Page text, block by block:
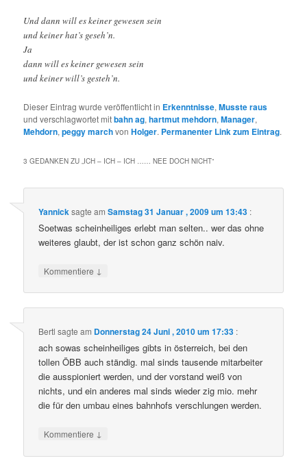
Und dann will es keiner gewesen sein
und keiner hat’s geseh’n.
Ja
dann will es keiner gewesen sein
und keiner will’s gesteh’n.
Dieser Eintrag wurde veröffentlicht in Erkenntnisse,Musste raus
und verschlagwortet mitbahn ag,hartmut mehdorn,Manager,
Mehdorn,peggy marchvonHolger. Permanenter Link zum Eintrag.
3 GEDANKEN ZU „ ICH – ICH – ICH …… NEE DOCH NICHT“
Yannicksagte amSamstag 31 Januar , 2009 um 13:43 :
Soetwas scheinheiliges erlebt man selten.. wer das ohne
weiteres glaubt, der ist schon ganz schön naiv.
Kommentiere ↓
Bertl sagte am Donnerstag 24 Juni , 2010 um 17:33 :
ach sowas scheinheiliges gibts in österreich, bei den
tollen ÖBB auch ständig. mal sinds tausende mitarbeiter
die ausspioniert werden, und der vorstand weiß von
nichts, und ein anderes mal sinds wieder zig mio. mehr
die für den umbau eines bahnhofs verschlungen werden.
Kommentiere ↓